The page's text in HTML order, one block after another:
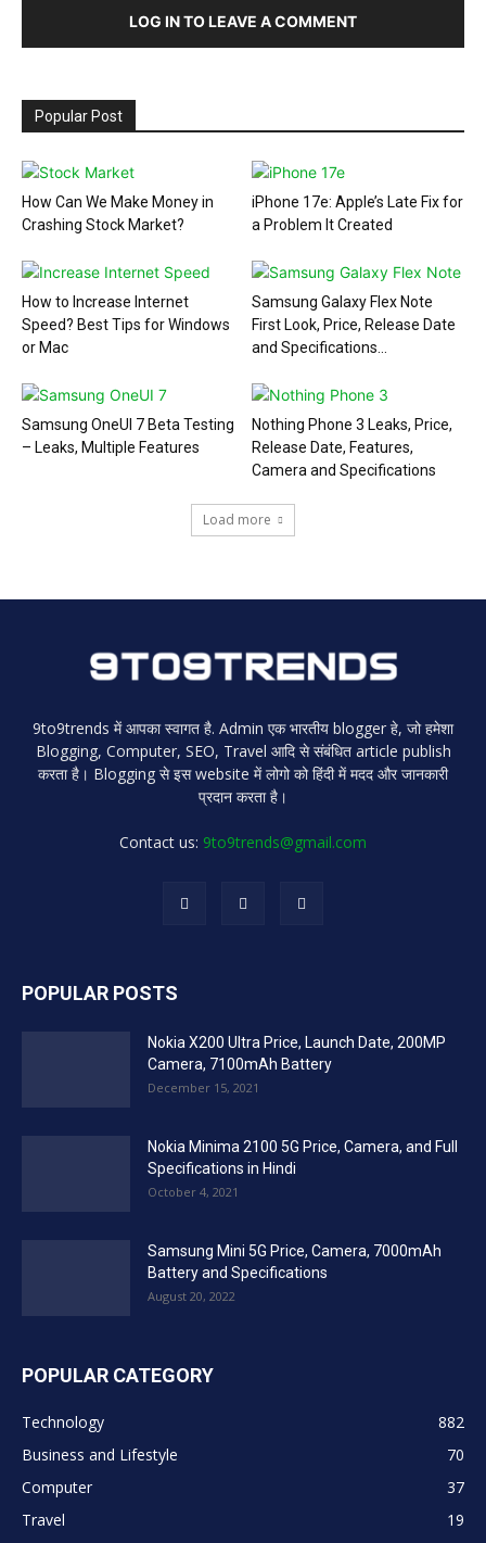
LOG IN TO LEAVE A COMMENT
Popular Post
How Can We Make Money in
Crashing Stock Market?
iPhone 17e: Apple’s Late Fix for
a Problem It Created
How to Increase Internet
Speed? Best Tips for Windows
or Mac
Samsung Galaxy Flex Note
First Look, Price, Release Date
and Specifications...
Samsung OneUI 7 Beta Testing
– Leaks, Multiple Features
Nothing Phone 3 Leaks, Price,
Release Date, Features,
Camera and Specifications
Load more
9to9trends में आपका स्वागत है. Admin एक भारतीय blogger हे, जो हमेशा
Blogging, Computer, SEO, Travel आदि से संबंधित article publish
करता है। Blogging से इस website में लोगो को हिंदी में मदद और जानकारी
प्रदान करता है।
Contact us: 9to9trends@gmail.com
POPULAR POSTS
Nokia X200 Ultra Price, Launch Date, 200MP
Camera, 7100mAh Battery
December 15, 2021
Nokia Minima 2100 5G Price, Camera, and Full
Specifications in Hindi
October 4, 2021
Samsung Mini 5G Price, Camera, 7000mAh
Battery and Specifications
August 20, 2022
POPULAR CATEGORY
Technology
882
Business and Lifestyle
70
Computer
37
Travel
19